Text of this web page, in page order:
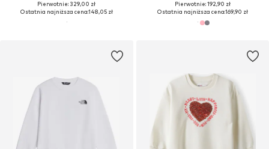
Pierwotnie: 329,00 zł
Ostatnia najniższa cena:148,05 zł
Pierwotnie: 192,90 zł
Ostatnia najniższa cena:169,90 zł